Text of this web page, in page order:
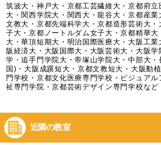
筑波大・神戸大・京都工芸繊維大・京都府
大・関西学院大・関西大・龍谷大・京都産
文教大・京都先端科学大・京都造形芸術大
子大・京都ノートルダム女子大・京都精華
大・華頂短期大・明治国際医療大・大阪工
阪経済大・大阪国際大・大阪芸術大・大阪
学・追手門学院大・帝塚山学院大・中部大
国)・大阪成蹊短大・京都文教短大・大阪動
門学校・京都文化医療専門学校・ビジュア
祉専門学院・京都芸術デザイン専門学校など
近隣の教室